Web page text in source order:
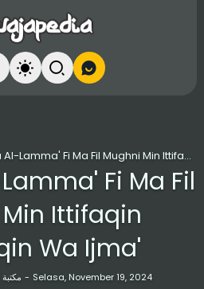
Fi Ma Fil Mughni Min Ittifaqin Waftiroqin Wa Ijma'
Selasa, November 19, 2024
Fi Ma Fil
Ittifaqin
Wa Ijma'